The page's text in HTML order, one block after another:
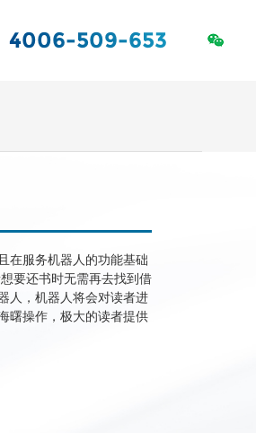
4006-509-653
RFID解决方案
在服务机器人的功能基础
要还书时无需再去找到借
人，机器人将会对读者进
曙操作，极大的读者提供